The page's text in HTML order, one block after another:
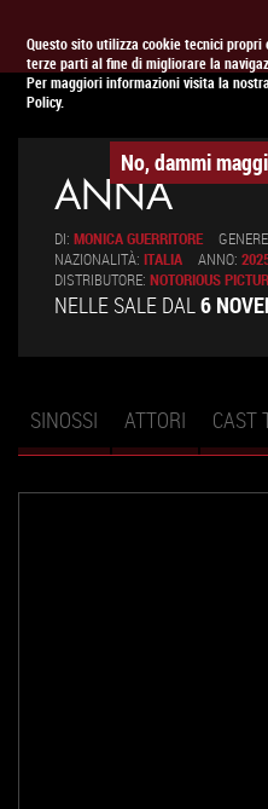
Questo sito utilizza cookie tecnici propri
terze parti al fine di migliorare la
Per maggiori informazioni visita la
Policy.
No, dammi
APPUNTAMENTO AL
ANNA
DI: MONICA GUERRITORE
NAZIONALITÀ: ITALIA ANNO:
DISTRIBUTORE: NOTORIOUS
NELLE SALE DAL6
Schede primarie
SINOSSI ATTORI CAST